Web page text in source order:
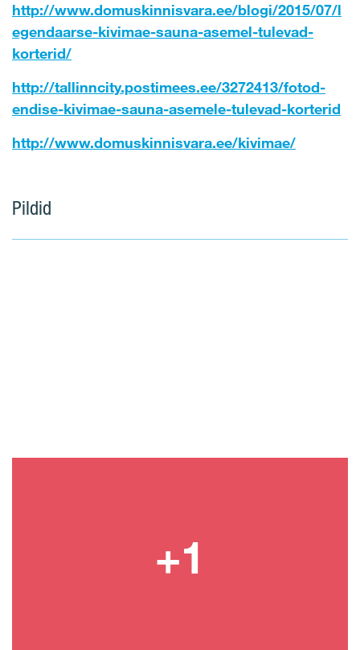
http://www.domuskinnisvara.ee/blogi/2015/07/l
egendaarse-kivimae-sauna-asemel-tulevad-
korterid/
http://tallinncity.postimees.ee/3272413/fotod-
endise-kivimae-sauna-asemele-tulevad-korterid
http://www.domuskinnisvara.ee/kivimae/
Pildid